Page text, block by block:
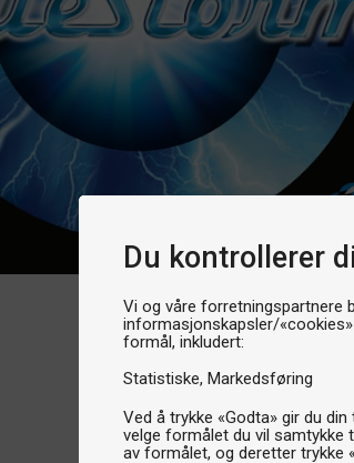
Du kontrollerer
Vi og våre forretningspartnere
informasjonskapsler/
formål, inkludert:
Statistiske Markedsføring
Ved å trykke «Godta» gir du
velge formålet du vil samtykke
av formålet, og deretter trykke